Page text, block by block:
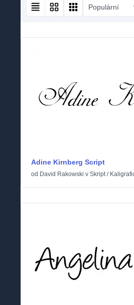
Populární
Adine Kirnberg Script
od David Rakowski v Skript/